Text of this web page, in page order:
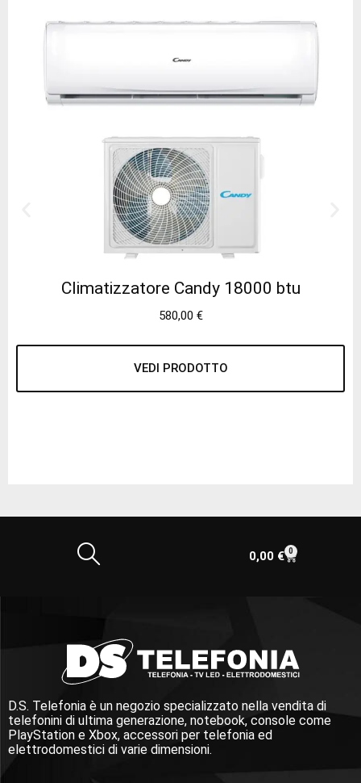
Climatizzatore Candy 18000 btu
580,00 €
VEDI PRODOTTO
0,00 € 0
D.S. Telefonia è un negozio specializzato nella vendita di
telefonini di ultima generazione, notebook, console come
PlayStation e Xbox, accessori per telefonia ed
elettrodomestici di varie dimensioni.